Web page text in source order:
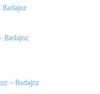
Badajoz
Badajoz
– Badajoz